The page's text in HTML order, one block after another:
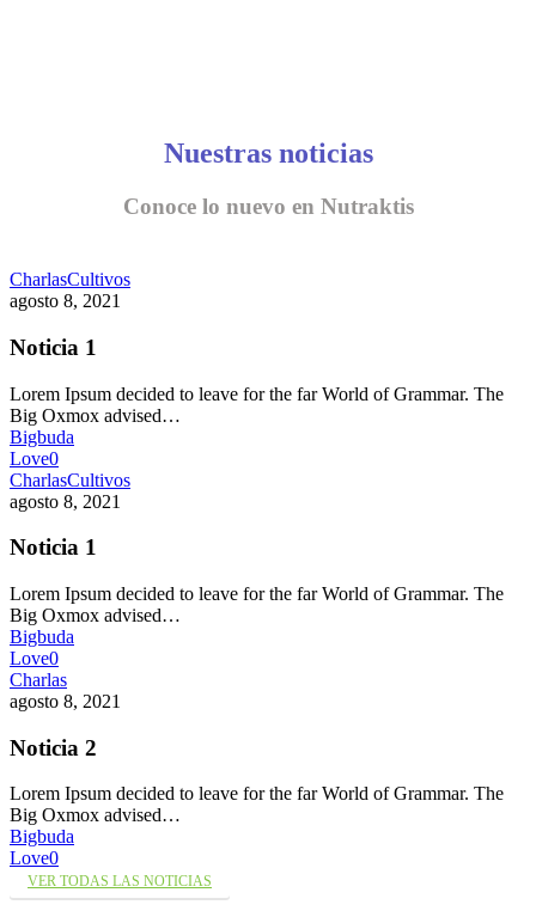
Nuestras noticias
Conoce lo nuevo en Nutraktis
CharlasCultivos
agosto 8, 2021
Noticia 1
Lorem Ipsum decided to leave for the far World of Grammar. The
Big Oxmox advised…
Bigbuda
Love0
CharlasCultivos
agosto 8, 2021
Noticia 1
Lorem Ipsum decided to leave for the far World of Grammar. The
Big Oxmox advised…
Bigbuda
Love0
Charlas
agosto 8, 2021
Noticia 2
Lorem Ipsum decided to leave for the far World of Grammar. The
Big Oxmox advised…
Bigbuda
Love0
VER TODAS LAS NOTICIAS